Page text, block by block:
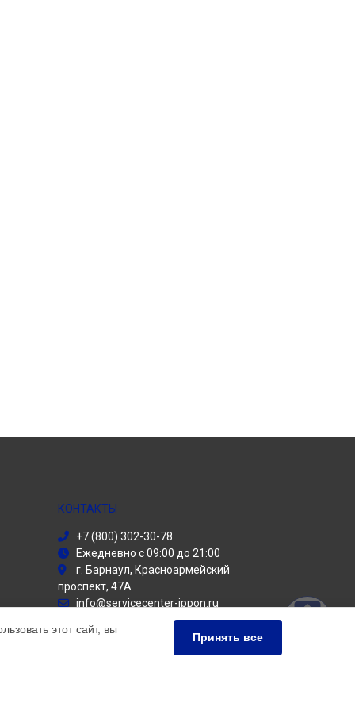
КОНТАКТЫ
+7 (800) 302-30-78
Ежедневно с 09:00 до 21:00
г. Барнаул, Красноармейский
проспект, 47А
info@servicecenter-ippon.ru
Политика конфиденциальности
этот сайт, вы
Принять все